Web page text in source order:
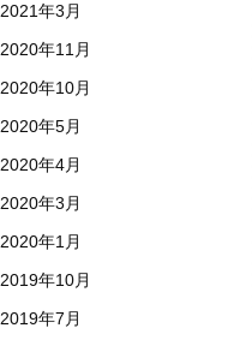
2021年3月
2020年11月
2020年10月
2020年5月
2020年4月
2020年3月
2020年1月
2019年10月
2019年7月